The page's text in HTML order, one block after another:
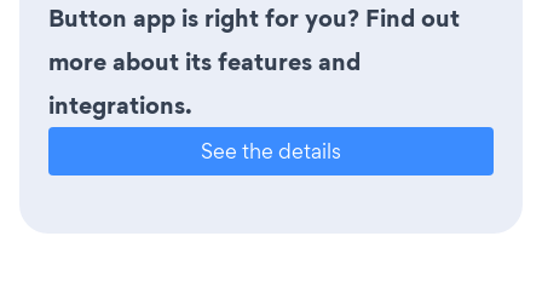
Button app is right for you? Find out
more about its features and
integrations.
See the details